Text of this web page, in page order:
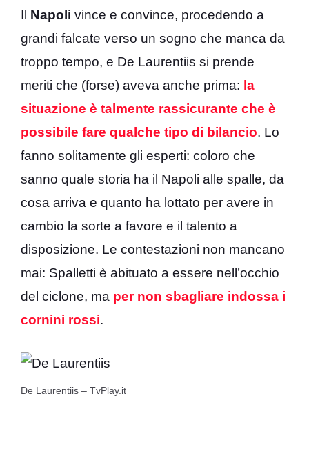
Il Napoli vince e convince, procedendo a
grandi falcate verso un sogno che manca da
troppo tempo, e De Laurentiis si prende
meriti che (forse) aveva anche prima: la
situazione è talmente rassicurante che è
possibile fare qualche tipo di bilancio. Lo
fanno solitamente gli esperti: coloro che
sanno quale storia ha il Napoli alle spalle, da
cosa arriva e quanto ha lottato per avere in
cambio la sorte a favore e il talento a
disposizione. Le contestazioni non mancano
mai: Spalletti è abituato a essere nell’occhio
del ciclone, ma per non sbagliare indossa i
cornini rossi.
De Laurentiis – TvPlay.it